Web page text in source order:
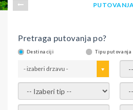
Pretraga putovanja po?
Destinaciji Tipu putovanja
- izaberi drzavu - -
- izaberi tip - -